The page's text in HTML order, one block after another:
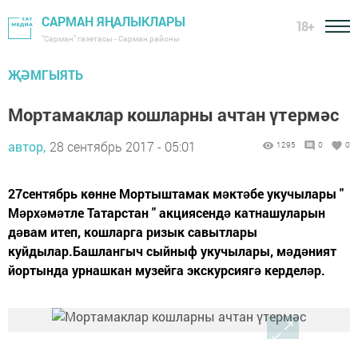
САРМАН ЯҢАЛЫКЛАРЫ
"Сарман" газетасы - Сарман районы
18+
ҖӘМГЫЯТЬ
Мортамаклар кошларны ачтан үтермәс
автор, 28 сентябрь 2017 - 05:01 1295 0 0
27сентябрь көнне Мортыштамак мəктəбе укучылары "
Мəрхəмəтле Татарстан " акциясендə катнашуларын
дəвам итеп, кошларга ризык савытлары
куйдылар.Башлангыч сыйныф укучылары, мəдəният
йортында урнашкан музейга экскурсиягə керделəр.